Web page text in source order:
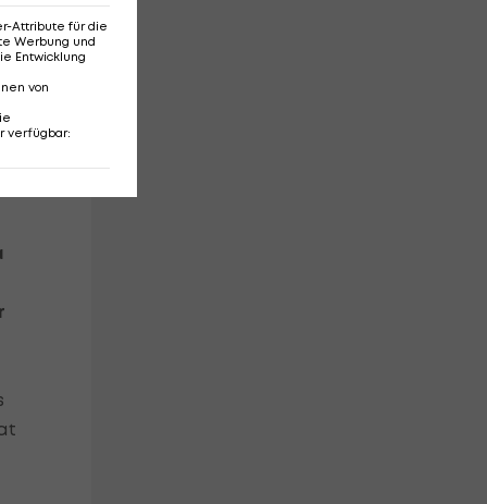
Attribute für die
Werbung und
Entwicklung
von
verfügbar: